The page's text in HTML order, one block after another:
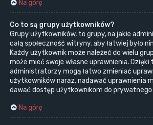
Na górę
Co to są grupy użytkowników?
Grupy użytkowników, to grupy, na jakie
całą społeczność witryny, aby łatwiej było
Każdy użytkownik może należeć do wielu
może mieć swoje własne uprawnienia. Dzięki
administratorzy mogą łatwo zmieniać
użytkowników naraz, nadawać uprawnienia
dawać dostęp użytkownikom do
Na górę